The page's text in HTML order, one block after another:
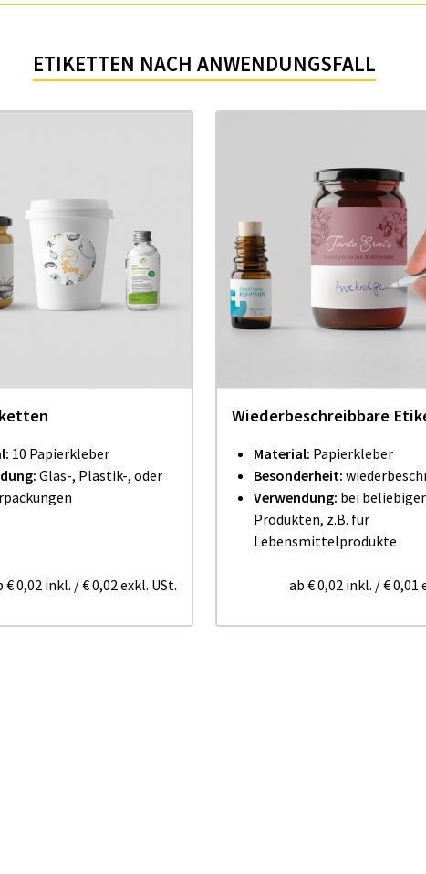
ETIKETTEN NACH ANWENDUNGSFALL
10 Papierkleber
Glas-, Plastik-, oder
€ 0,02 inkl. /€ 0,02exkl. USt.
Wiederbeschreibbare
Material: Papierkleber
Besonderheit:
Verwendung: bei
Produkten, z.B. für
Lebensmittelprodukte
ab € 0,02 inkl. /€ 0,01